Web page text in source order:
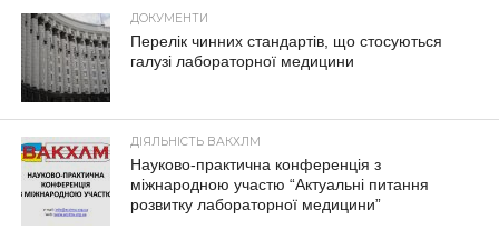
ДОКУМЕНТИ
Перелік чинних стандартів, що стосуються
галузі лабораторної медицини
ДІЯЛЬНІСТЬ ВАКХЛМ
Науково-практична конференція з
міжнародною участю “Актуальні питання
розвитку лабораторної медицини”